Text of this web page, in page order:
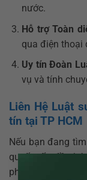
nước.
Hỗ trợ Toàn
qua điện thoại
Uy tín Đoàn
vụ và tính
Liên Hệ Luật
tín tại TP HCM
Nếu bạn đang
quyết vấn đề
phường nào,